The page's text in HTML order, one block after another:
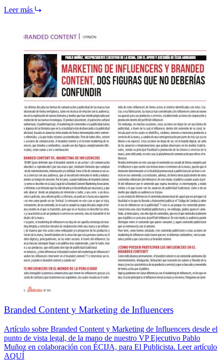
Leer más
Branded Content y Marketing de Influencers
Artículo sobre Branded Content y Marketing de Influencers desde el
punto de vista legal, de la mano de nuestro VP Ejecutivo Pablo
Muñoz en colaboración con ÉCIJA, para El Publicista. Leer artículo
AQUÍ